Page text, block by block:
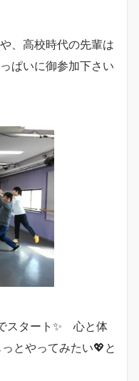
、高校時代の先輩は
ぱいに御参加下さい
スタート✨ 心と体
とやってみたい💖と